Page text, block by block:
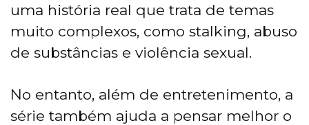
uma história real que trata de temas
muito complexos, como stalking, abuso
de substâncias e violência sexual.
No entanto, além de entretenimento, a
série também ajuda a pensar melhor o